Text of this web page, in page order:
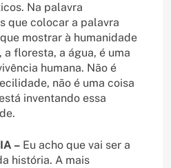
Na palavra
que colocar a palavra
mostrar à humanidade
floresta, a água, é uma
humana. Não é
não é uma coisa
inventando essa
– Eu acho que vai ser a
história. A mais